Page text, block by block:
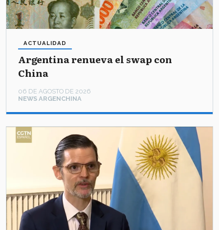
Argentina renueva el swap con
China
NEWS ARGENCHINA
ACTUALIDAD
06 DE AGOSTO DE 2026